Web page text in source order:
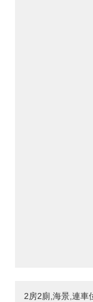
2房2廁,海景,連車